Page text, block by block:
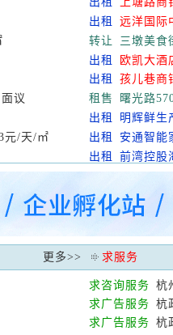
出租 远洋国际
转让 三墩美食
出租 欧凯大酒
出租 孩儿巷商
议 租售 曙光路
出租 明辉鲜生
元/天/㎡ 出租 安通智能
出租 前湾控股
更多>> 求服务
求咨询服务 杭
求广告服务 杭
求广告服务 杭